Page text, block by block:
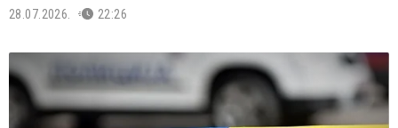
28.07.2026. 22:26